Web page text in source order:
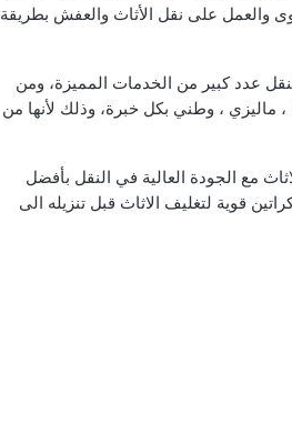
والعمل على نقل الأثاث والعفش بطريقة
عدد كبير من الخدمات المميزة، ومن
ماليزي ، وطني بكل خبرة، وذلك لأنها من
مع الجودة العالية في النقل بأفضل
قوية لتغليف الاثاث قبل تنزيله الى